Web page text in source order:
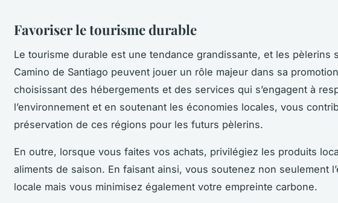
Favoriser le tourisme durable
Le tourisme durable est une tendance grandissante, et les pèlerins
Camino de Santiago peuvent jouer un rôle majeur dans sa
choisissant des hébergements et des services qui s’engagent à
l’environnement et en soutenant les économies locales, vous
préservation de ces régions pour les futurs pèlerins.
En outre, lorsque vous faites vos achats, privilégiez les produits
aliments de saison. En faisant ainsi, vous soutenez non seulement
locale mais vous minimisez également votre empreinte carbone.